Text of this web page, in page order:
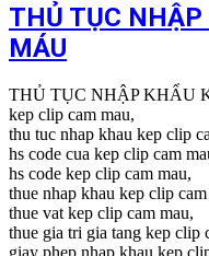
THỦ TỤC
MÁU
THỦ TỤC NHẬP KHẨU
kep clip cam mau,
thu tuc nhap khau kep clip
hs code cua kep clip cam
hs code kep clip cam mau,
thue nhap khau kep clip cam
thue vat kep clip cam mau,
thue gia tri gia tang kep clip
giay phep nhap khau kep